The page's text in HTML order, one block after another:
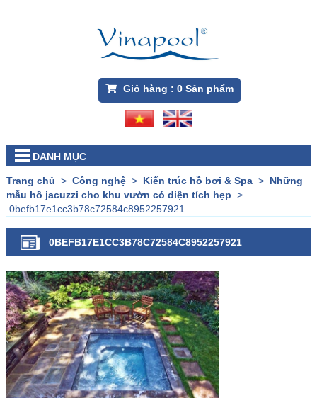
Giỏ hàng : 0Sản phẩm
DANH MỤC
Trang chủ > Công nghệ> Kiến trúc hồ bơi & Spa> Những
mẫu hồ jacuzzi cho khu vườn có diện tích hẹp >
0befb17e1cc3b78c72584c8952257921
0BEFB17E1CC3B78C72584C8952257921